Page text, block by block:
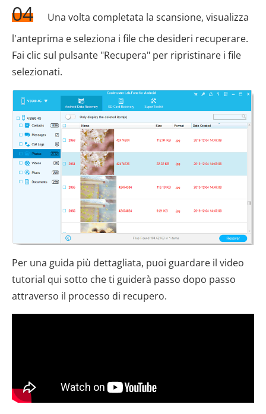
04
Una volta completata la scansione, visualizza
l'anteprima e seleziona i file che desideri recuperare.
Fai clic sul pulsante "Recupera" per ripristinare i file
selezionati.
Per una guida più dettagliata, puoi guardare il video
tutorial qui sotto che ti guiderà passo dopo passo
attraverso il processo di recupero.